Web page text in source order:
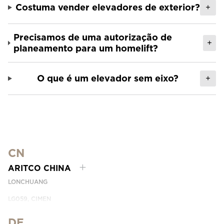
Costuma vender elevadores de exterior? +
Precisamos de uma autorização de
planeamento para um homelift?
+
O que é um elevador sem eixo? +
CN
ARITCO CHINA
LONCHUANG
LG059, CIMEN
SHANGHAI, CHINA